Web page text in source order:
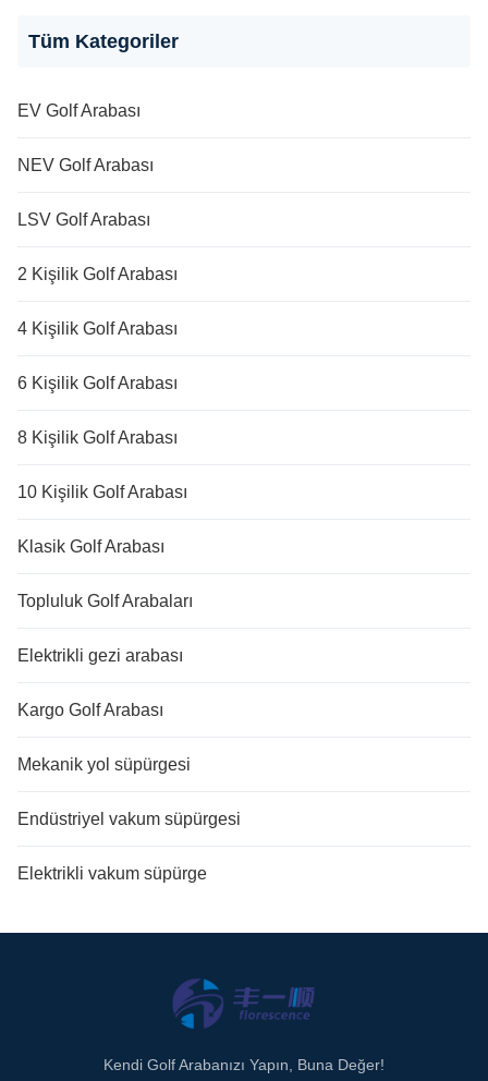
Tüm Kategoriler
EV Golf Arabası
NEV Golf Arabası
LSV Golf Arabası
2 Kişilik Golf Arabası
4 Kişilik Golf Arabası
6 Kişilik Golf Arabası
8 Kişilik Golf Arabası
10 Kişilik Golf Arabası
Klasik Golf Arabası
Topluluk Golf Arabaları
Elektrikli gezi arabası
Kargo Golf Arabası
Mekanik yol süpürgesi
Endüstriyel vakum süpürgesi
Elektrikli vakum süpürge
Kendi Golf Arabanızı Yapın, Buna Değer!